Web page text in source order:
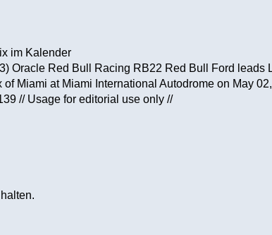
Oracle Red Bull Racing RB22 Red Bull Ford
Miami at Miami International Autodrome on May
// Usage for editorial use only //